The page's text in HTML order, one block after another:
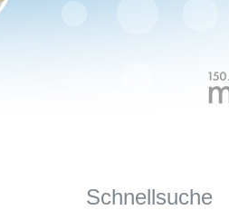
Schnellsuche